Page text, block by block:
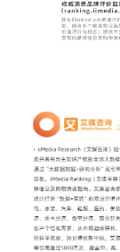
本文内容选自
脱洗护行业发展
艾媒智库会员点击
艾媒咨询 | 2026
近年来，受内分
响，国民脱发问